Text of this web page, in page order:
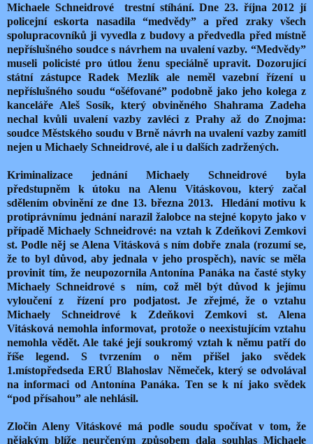
Michaele Schneidrové trestní stíhání. Dne 23. října 2012 jí
policejní eskorta nasadila “medvědy” a před zraky všech
spolupracovníků ji vyvedla z budovy a předvedla před místně
nepříslušného soudce s návrhem na uvalení vazby. “Medvědy”
museli policisté pro útlou ženu speciálně upravit. Dozorující
státní zástupce Radek Mezlík ale neměl vazební řízení u
nepříslušného soudu “ošéfované” podobně jako jeho kolega z
kanceláře Aleš Sosík, který obviněného Shahrama Zadeha
nechal kvůli uvalení vazby zavléci z Prahy až do Znojma:
soudce Městského soudu v Brně návrh na uvalení vazby zamítl
nejen u Michaely Schneidrové, ale i u dalších zadržených.
Kriminalizace jednání Michaely Schneidrové byla
předstupněm k útoku na Alenu Vitáskovou, který začal
sdělením obvinění ze dne 13. března 2013. Hledání motivu k
protiprávnímu jednání narazil žalobce na stejné kopyto jako v
případě Michaely Schneidrové: na vztah k Zdeňkovi Zemkovi
st. Podle něj se Alena Vitásková s ním dobře znala (rozumí se,
že to byl důvod, aby jednala v jeho prospěch), navíc se měla
provinit tím, že neupozornila Antonína Panáka na časté styky
Michaely Schneidrové s ním, což měl být důvod k jejímu
vyloučení z řízení pro podjatost. Je zřejmé, že o vztahu
Michaely Schneidrové k Zdeňkovi Zemkovi st. Alena
Vitásková nemohla informovat, protože o neexistujícím vztahu
nemohla vědět. Ale také její soukromý vztah k němu patří do
říše legend. S tvrzením o něm přišel jako svědek
1.místopředseda ERÚ Blahoslav Němeček, který se odvolával
na informaci od Antonína Panáka. Ten se k ní jako svědek
“pod přísahou” ale nehlásil.
Zločin Aleny Vitáskové má podle soudu spočívat v tom, že
nějakým blíže neurčeným způsobem dala souhlas Michaele